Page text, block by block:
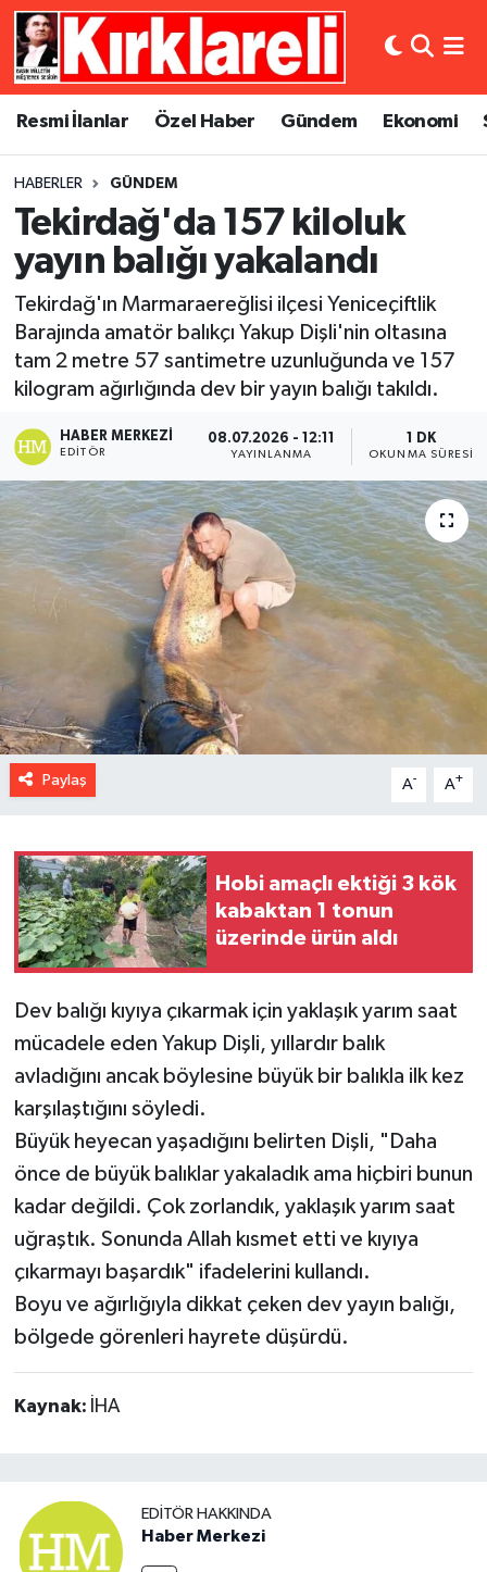
Resmi İlanlar Özel Haber Gündem Ekonomi
HABERLER GÜNDEM
Tekirdağ'da 157 kiloluk
yayın balığı yakalandı
Tekirdağ'ın Marmaraereğlisi ilçesi Yeniceçiftlik
Barajında amatör balıkçı Yakup Dişli'nin oltasına
tam 2 metre 57 santimetre uzunluğunda ve 157
kilogram ağırlığında dev bir yayın balığı takıldı.
HABER MERKEZI
EDITÖR
08.07.2026 - 12:11
YAYINLANMA
1 DK
OKUNMA SÜRESI
Paylaş A- A+
Hobi amaçlı ektiği 3 kök
kabaktan 1 tonun
üzerinde ürün aldı
Dev balığı kıyıya çıkarmak için yaklaşık yarım saat
mücadele eden Yakup Dişli, yıllardır balık
avladığını ancak böylesine büyük bir balıkla ilk kez
karşılaştığını söyledi.
Büyük heyecan yaşadığını belirten Dişli, "Daha
önce de büyük balıklar yakaladık ama hiçbiri bunun
kadar değildi. Çok zorlandık, yaklaşık yarım saat
uğraştık. Sonunda Allah kısmet etti ve kıyıya
çıkarmayı başardık" ifadelerini kullandı.
Boyu ve ağırlığıyla dikkat çeken dev yayın balığı,
bölgede görenleri hayrete düşürdü.
Kaynak: İHA
EDITÖR HAKKINDA
Haber Merkezi
Resmi İlanlar
Gündem
Ekonomi
Siyaset
Spor
Asayiş
Dünya
Eğitim
Kültür Sanat
Magazin
Künye
Gizlilik Sözleşmesi
Merkez Nöbetçi Eczaneler
Merkez Trafik Yoğunluk Haritası
Süper Lig Puan Durumu ve Fikstür
Tüm Manşetler
Son Dakika Haberleri